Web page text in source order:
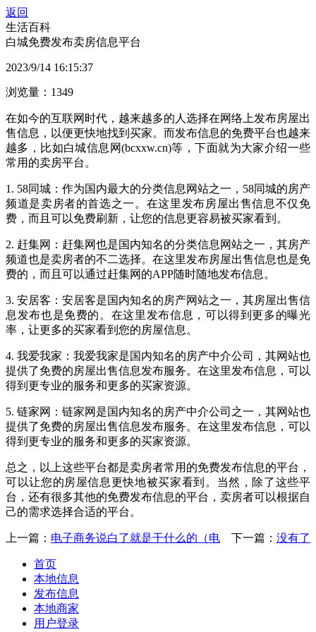
返回
生活百科
白城免费发布卖房信息平台
2023/9/14 16:15:37
浏览量：1349
在如今的互联网时代，越来越多的人选择在网络上发布房屋出
售信息，以便更快地找到买家。而发布信息的免费平台也越来
越多，比如白城信息网(bcxxw.cn)等，下面就为大家介绍一些
常用的卖房平台。
1. 58同城：作为国内最大的分类信息网站之一，58同城的房产
频道是卖房者的首选之一。在这里发布房屋出售信息不仅免
费，而且可以免费刷新，让您的信息更容易被买家看到。
2. 赶集网：赶集网也是国内知名的分类信息网站之一，其房产
频道也是卖房者的不二选择。在这里发布房屋出售信息也是免
费的，而且可以通过赶集网的APP随时随地发布信息。
3. 安居客：安居客是国内知名的房产网站之一，其房屋出售信
息发布也是免费的。在这里发布信息，可以得到更多的曝光
率，让更多的买家看到您的房屋信息。
4. 我爱我家：我爱我家是国内知名的房产中介公司，其网站也
提供了免费的房屋出售信息发布服务。在这里发布信息，可以
得到更专业的服务和更多的买家资源。
5. 链家网：链家网是国内知名的房产中介公司之一，其网站也
提供了免费的房屋出售信息发布服务。在这里发布信息，可以
得到更专业的服务和更多的买家资源。
总之，以上这些平台都是卖房者常用的免费发布信息的平台，
可以让您的房屋信息更快地被买家看到。当然，除了这些平
台，还有很多其他的免费发布信息的平台，卖房者可以根据自
己的需求选择合适的平台。
上一篇： 电子商务说白了就是干什么的（电 下一篇： 没有了
首页
本地信息
发布信息
本地商家
用户登录